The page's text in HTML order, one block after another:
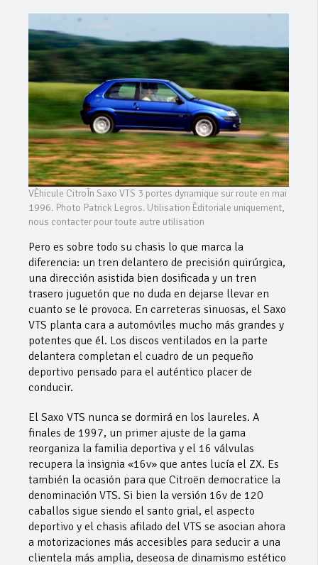
VÈhicule CitroÎn Saxo VTS 3 portes dynamique sur route en mai
1996. Photo Patrick Legros. Utilisation Èditoriale uniquement,
nous contacter pour toute autre utilisation
Pero es sobre todo su chasis lo que marca la
diferencia: un tren delantero de precisión quirúrgica,
una dirección asistida bien dosificada y un tren
trasero juguetón que no duda en dejarse llevar en
cuanto se le provoca. En carreteras sinuosas, el Saxo
VTS planta cara a automóviles mucho más grandes y
potentes que él. Los discos ventilados en la parte
delantera completan el cuadro de un pequeño
deportivo pensado para el auténtico placer de
conducir.
El Saxo VTS nunca se dormirá en los laureles. A
finales de 1997, un primer ajuste de la gama
reorganiza la familia deportiva y el 16 válvulas
recupera la insignia «16v» que antes lucía el ZX. Es
también la ocasión para que Citroën democratice la
denominación VTS. Si bien la versión 16v de 120
caballos sigue siendo el santo grial, el aspecto
deportivo y el chasis afilado del VTS se asocian ahora
a motorizaciones más accesibles para seducir a una
clientela más amplia, deseosa de dinamismo estético